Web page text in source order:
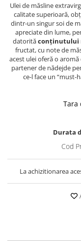
Ulei de măsline
calitate superioară,
dintr-un singur soi de
apreciate din lume,
datorităconținutului
fructat, cu note de
acest ulei oferă o
partener de nădejde
ce-l face un “must-
Tara
Durata
Cod
La achizitionarea